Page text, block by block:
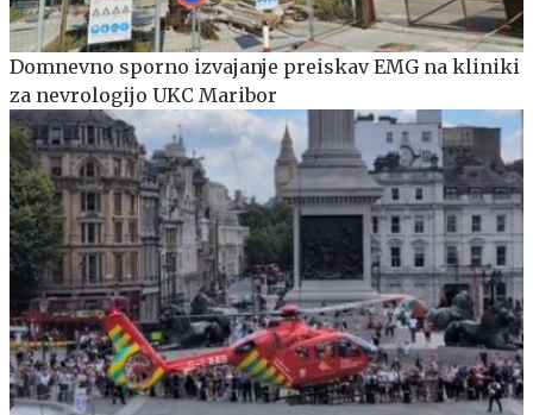
Domnevno sporno izvajanje preiskav EMG na kliniki
za nevrologijo UKC Maribor